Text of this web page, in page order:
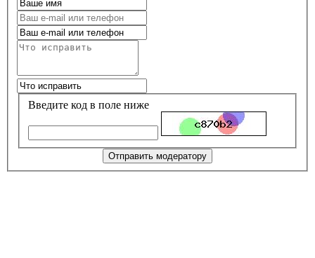
Введите код в поле ниже
Отправить модератору